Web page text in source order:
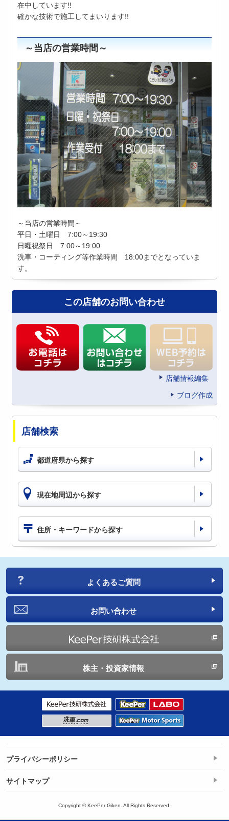
在中しています!!
確かな技術で施工してまいります!!
～当店の営業時間～
～当店の営業時間～
平日・土曜日 7:00～19:30
日曜祝祭日 7:00～19:00
洗車・コーティング等作業時間 18:00までとなっていま
す。
この店舗のお問い合わせ
店舗情報編集
ブログ作成
店舗検索
都道府県から探す
現在地周辺から探す
住所・キーワードから探す
よくあるご質問
お問い合わせ
株主・投資家情報
プライバシーポリシー
サイトマップ
Copyright © KeePer Giken. All Rights Reserved.